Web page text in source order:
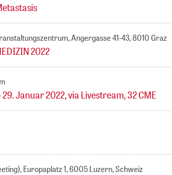
Angergasse 41-43, 8010 Graz
2022
Januar 2022, via Livestream, 32 CME
Europaplatz 1, 6005 Luzern, Schweiz